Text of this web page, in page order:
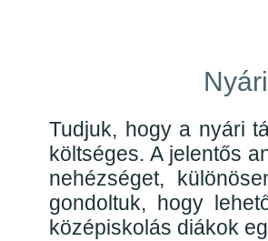
Tudjuk, hogy a nyári
költséges. A jelentős
nehézséget,
gondoltuk, hogy
középiskolás diákok